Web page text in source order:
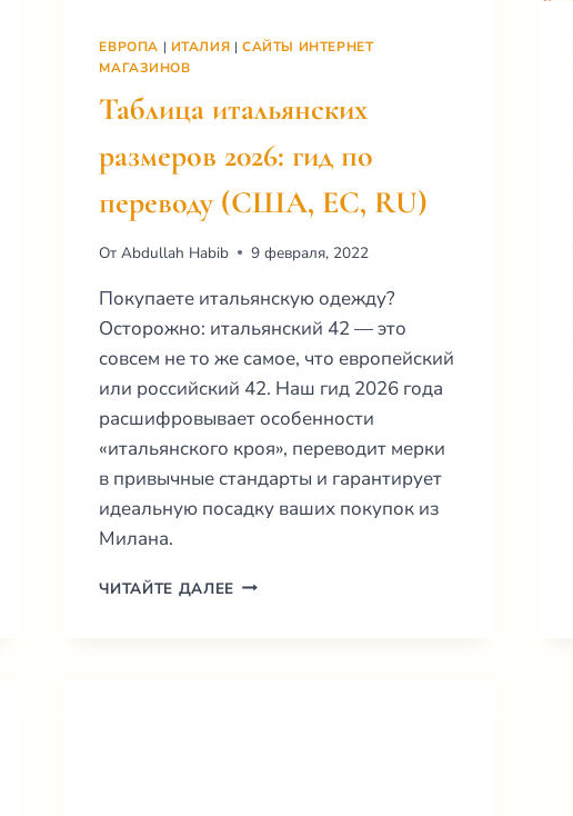
ЕВРОПА | ИТАЛИЯ |САЙТЫ ИНТЕРНЕТ
МАГАЗИНОВ
Таблица итальянских
размеров 2026: гид по
переводу (США, ЕС, RU)
От Abdullah Habib 9 февраля, 2022
Покупаете итальянскую одежду?
Осторожно: итальянский 42 — это
совсем не то же самое, что европейский
или российский 42. Наш гид 2026 года
расшифровывает особенности
«итальянского кроя», переводит мерки
в привычные стандарты и гарантирует
идеальную посадку ваших покупок из
Милана.
ЧИТАЙТЕ ДАЛЕЕ ТАБЛИЦА